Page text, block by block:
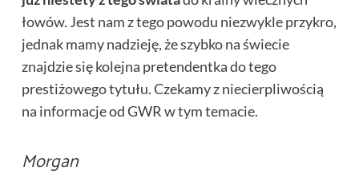
łowów. Jest nam z tego powodu niezwykle przykro,
jednak mamy nadzieję, że szybko na świecie
znajdzie się kolejna pretendentka do tego
prestiżowego tytułu. Czekamy z niecierpliwością
na informacje od GWR w tym temacie.
Morgan